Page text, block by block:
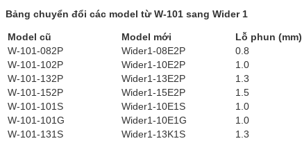
Bảng chuyển đổi các model từ W-101 sang Wider 1
Model cũ Model mới Lỗ phun (mm)
W-101-082P
Wider1-08E2P 0.8
W-101-102P
Wider1-10E2P 1.0
W-101-132P
Wider1-13E2P 1.3
W-101-152P
Wider1-15E2P 1.5
W-101-101S
Wider1-10E1S 1.0
W-101-101G
Wider1-10E1G 1.0
W-101-131S
Wider1-13K1S 1.3